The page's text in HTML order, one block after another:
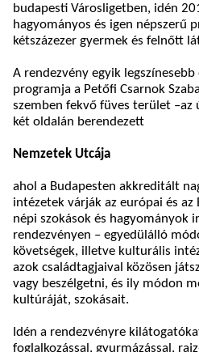
budapesti Városligetben, idén
hagyományos és igen népszerű
kétszázezer gyermek és felnőtt
A rendezvény egyik
programja a Petőfi Csarnok
szemben fekvő füves terület –az
két oldalán berendezett
Nemzetek Utcája
ahol a Budapesten akkreditált
intézetek várják az európai és
népi szokások és hagyományok
rendezvényen – egyedülálló
követségek, illetve kulturális
azok családtagjaival közösen
vagy beszélgetni, és ily módon
kultúráját, szokásait.
Idén a rendezvényre
foglalkozással, gyurmázással,